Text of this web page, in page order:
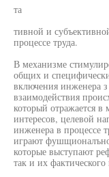
та
тивной и
процессе труда.
В механизме
общих и
включения инженера
взаимодействия
который отражается
интересов, целевой
инженера в процессе
играют
которые выступают
так и их